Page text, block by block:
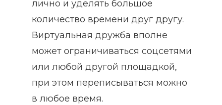
лично и уделять большое
количество времени друг другу.
Виртуальная дружба вполне
может ограничиваться соцсетями
или любой другой площадкой,
при этом переписываться можно
в любое время.